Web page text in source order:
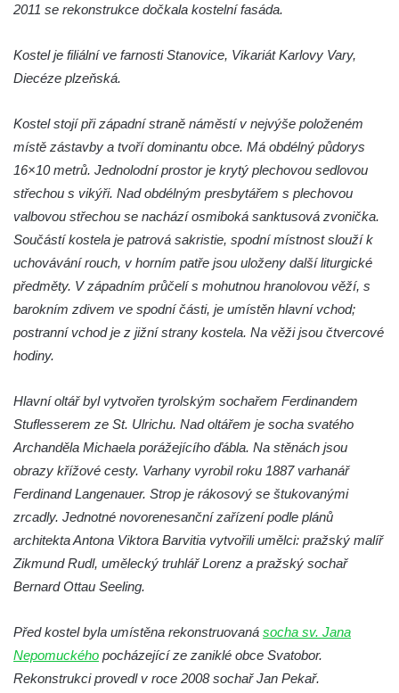
Křížová cesta Římov – XXII. kaple – Šimon
Křížová cesta Římov – XXI. kaple –
Popravní brána
Křížová cesta Římov – XX. kaple – Svatá
Veronika potkává Ježíše a utírá mu do své
roušky pot z tváře
Křížová cesta Římov – XIX. kaple – Kristus
kříž nesoucí potkává Pannu Marii
Křížová cesta Římov – XVI. kaple – U
Herodesa
Křížová cesta Římov – XV. kaple – Malý
Pilát
Křížová cesta Římov – XIV. kaple – U
Kaifáše (U Děvečky)
brána
Křížová cesta Římov – XI. kaple – Ježíš
haněn a tupen
2011 se rekonstrukce dočkala kostelní fasáda.
Kostel je filiální ve farnosti Stanovice, Vikariát Karlovy Vary,
Diecéze plzeňská.
Kostel stojí při západní straně náměstí v nejvýše položeném
místě zástavby a tvoří dominantu obce. Má obdélný půdorys
16×10 metrů. Jednolodní prostor je krytý plechovou sedlovou
střechou s vikýři. Nad obdélným presbytářem s plechovou
valbovou střechou se nachází osmiboká sanktusová zvonička.
Součástí kostela je patrová sakristie, spodní místnost slouží k
uchovávání rouch, v horním patře jsou uloženy další liturgické
předměty. V západním průčelí s mohutnou hranolovou věží, s
barokním zdivem ve spodní části, je umístěn hlavní vchod;
postranní vchod je z jižní strany kostela. Na věži jsou čtvercové
hodiny.
Hlavní oltář byl vytvořen tyrolským sochařem Ferdinandem
Stuflesserem ze St. Ulrichu. Nad oltářem je socha svatého
Archanděla Michaela porážejícího ďábla. Na stěnách jsou
obrazy křížové cesty. Varhany vyrobil roku 1887 varhanář
Ferdinand Langenauer. Strop je rákosový se štukovanými
zrcadly. Jednotné novorenesanční zařízení podle plánů
architekta Antona Viktora Barvitia vytvořili umělci: pražský malíř
Zikmund Rudl, umělecký truhlář Lorenz a pražský sochař
Bernard Ottau Seeling.
Před kostel byla umístěna rekonstruovaná socha sv. Jana
Nepomuckého pocházející ze zaniklé obce Svatobor.
Rekonstrukci provedl v roce 2008 sochař Jan Pekař.